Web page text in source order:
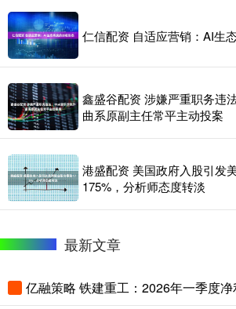
仁信配资 自适应营销：AI生
鑫盛谷配资 涉嫌严重职务违
曲系原副主任常平主动投案
港盛配资 美国政府入股引发
175%，分析师态度转淡
最新文章
亿融策略 铁建重工：2026年一季度